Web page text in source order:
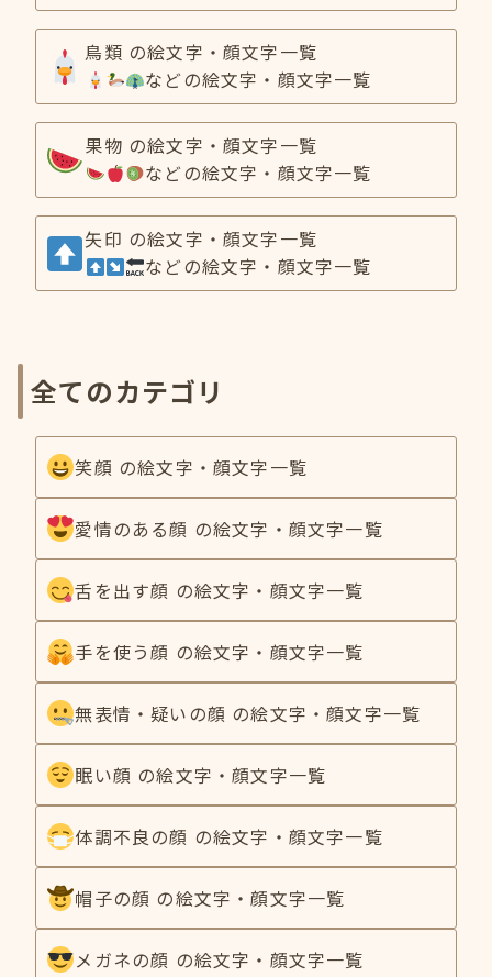
鳥類 の絵文字・顔文字一覧
などの絵文字・顔文字一覧
果物 の絵文字・顔文字一覧
などの絵文字・顔文字一覧
矢印 の絵文字・顔文字一覧
などの絵文字・顔文字一覧
全てのカテゴリ
笑顔 の絵文字・顔文字一覧
愛情のある顔 の絵文字・顔文字一覧
舌を出す顔 の絵文字・顔文字一覧
手を使う顔 の絵文字・顔文字一覧
無表情・疑いの顔 の絵文字・顔文字一覧
眠い顔 の絵文字・顔文字一覧
体調不良の顔 の絵文字・顔文字一覧
帽子の顔 の絵文字・顔文字一覧
メガネの顔 の絵文字・顔文字一覧